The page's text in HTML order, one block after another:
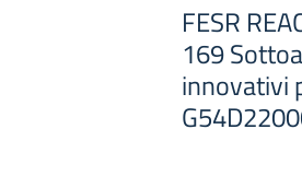
FESR
169
innovativi